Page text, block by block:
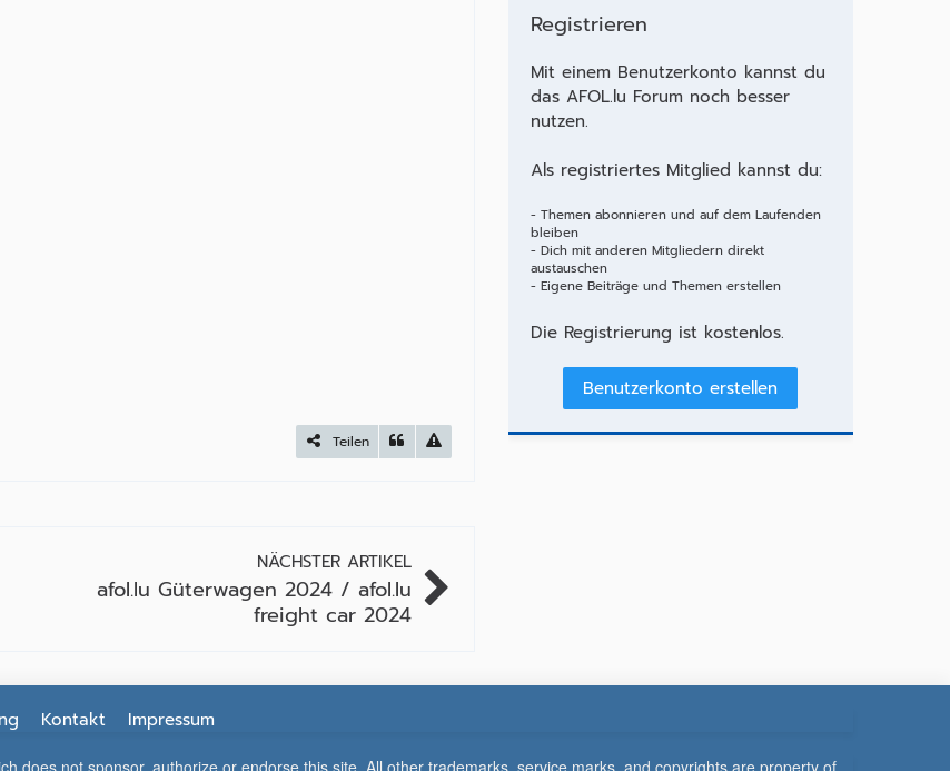
Teilen
NÄCHSTER ARTIKEL
afol.lu Güterwagen 2024 / afol.lu
freight car 2024
Registrieren
Mit einem Benutzerkonto kannst du
das AFOL.lu Forum noch besser
nutzen.
Als registriertes Mitglied kannst du:
- Themen abonnieren und auf dem Laufenden
bleiben
- Dich mit anderen Mitgliedern direkt
austauschen
- Eigene Beiträge und Themen erstellen
Die Registrierung ist kostenlos.
Benutzerkonto erstellen
Kontakt Impressum
does not sponsor, authorize or endorse this site. All other trademarks, service marks, and copyrights are property of